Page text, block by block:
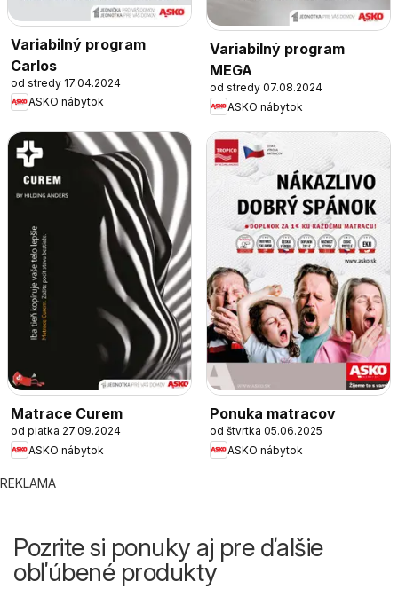
Variabilný program
Carlos
od stredy 17.04.2024
ASKO nábytok
Variabilný program
MEGA
od stredy 07.08.2024
ASKO nábytok
Matrace Curem
od piatka 27.09.2024
ASKO nábytok
Ponuka matracov
od štvrtka 05.06.2025
ASKO nábytok
REKLAMA
Pozrite si ponuky aj pre ďalšie
obľúbené produkty